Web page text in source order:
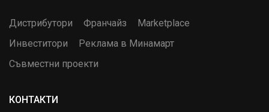
Дистрибутори Франчайз
Marketplace
Инвеститори
Реклама в Минамарт
Съвместни проекти
КОНТАКТИ